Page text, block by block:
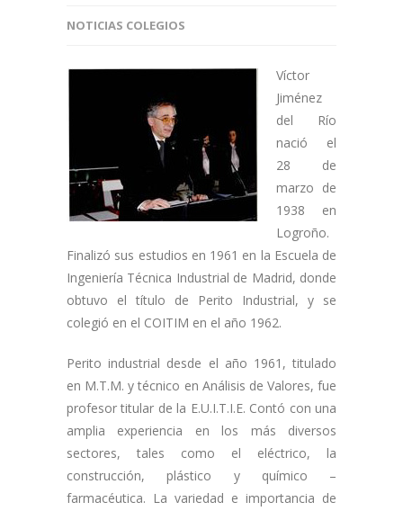
NOTICIAS COLEGIOS
Víctor
Jiménez
del Río
nació el
28 de
marzo de
1938 en
Logroño.
Finalizó sus estudios en 1961 en la Escuela de
Ingeniería Técnica Industrial de Madrid, donde
obtuvo el título de Perito Industrial, y se
colegió en el COITIM en el año 1962.
Perito industrial desde el año 1961, titulado
en M.T.M. y técnico en Análisis de Valores, fue
profesor titular de la E.U.I.T.I.E. Contó con una
amplia experiencia en los más diversos
sectores, tales como el eléctrico, la
construcción, plástico y químico –
farmacéutica. La variedad e importancia de